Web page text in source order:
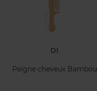
DI
Peigne cheveux Bambou